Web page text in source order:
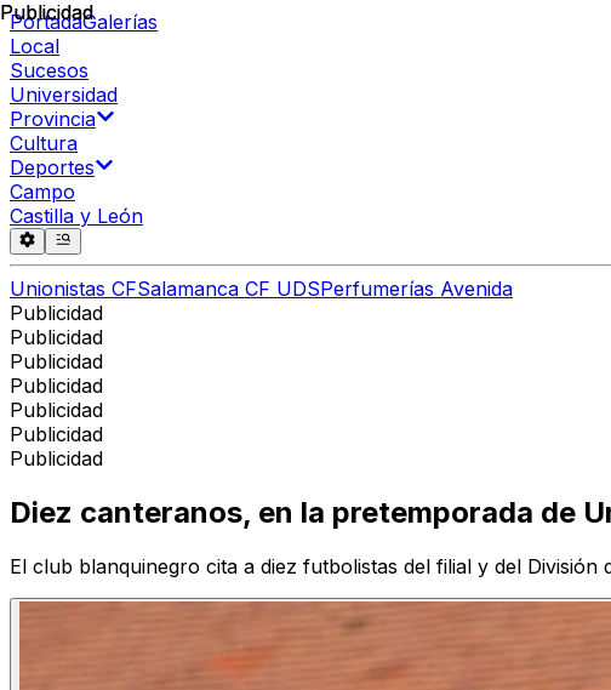
PortadaGalerías
Local
Sucesos
Universidad
Provincia
Cultura
Deportes
Campo
Castilla y León
Unionistas CFSalamanca CF UDSPerfumerías Avenida
Publicidad
Publicidad
Publicidad
Publicidad
Publicidad
Publicidad
Publicidad
Publicidad
Diez canteranos, en la pretemporada de
El club blanquinegro cita a diez futbolistas del filial y del
Publicidad